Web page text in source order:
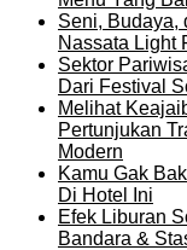
Seni, Budaya,
Nassata Light
Sektor
Dari Festival
Melihat
Pertunjukan
Modern
Kamu Gak
Di Hotel Ini
Efek Liburan
Bandara &